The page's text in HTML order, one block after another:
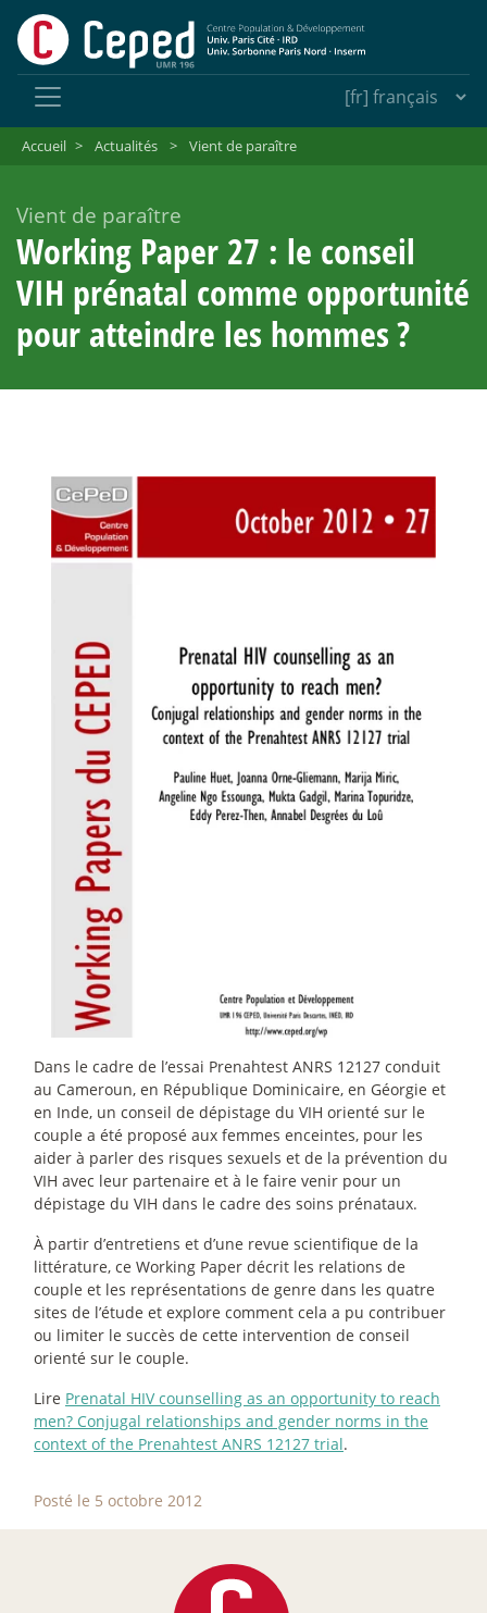
Accueil > Actualités > Vient de paraître
Vient de paraître
Working Paper 27 : le conseil
VIH prénatal comme opportunité
pour atteindre les hommes?
Dans le cadre de l’essai Prenahtest ANRS 12127 conduit
au Cameroun, en République Dominicaire, en Géorgie et
en Inde, un conseil de dépistage du VIH orienté sur le
couple a été proposé aux femmes enceintes, pour les
aider à parler des risques sexuels et de la prévention du
VIH avec leur partenaire et à le faire venir pour un
dépistage du VIH dans le cadre des soins prénataux.
À partir d’entretiens et d’une revue scientifique de la
littérature, ce Working Paper décrit les relations de
couple et les représentations de genre dans les quatre
sites de l’étude et explore comment cela a pu contribuer
ou limiter le succès de cette intervention de conseil
orienté sur le couple.
Lire Prenatal HIV counselling as an opportunity to reach
men? Conjugal relationships and gender norms in the
context of the Prenahtest ANRS 12127 trial.
Posté le 5 octobre 2012